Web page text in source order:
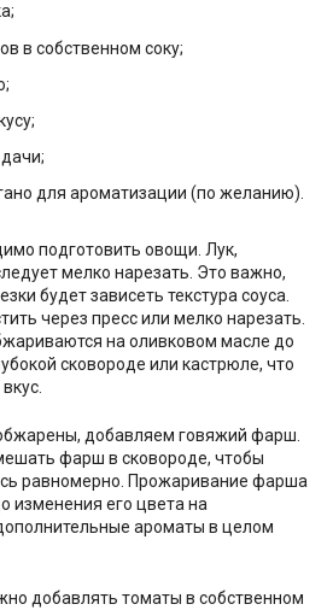
в собственном соку;
для ароматизации (по желанию).
подготовить овощи. Лук,
мелко нарезать. Это важно,
будет зависеть текстура соуса.
через пресс или мелко нарезать.
на оливковом масле до
сковороде или кастрюле, что
добавляем говяжий фарш.
фарш в сковороде, чтобы
равномерно. Прожаривание фарша
изменения его цвета на
ароматы в целом
добавлять томаты в собственном